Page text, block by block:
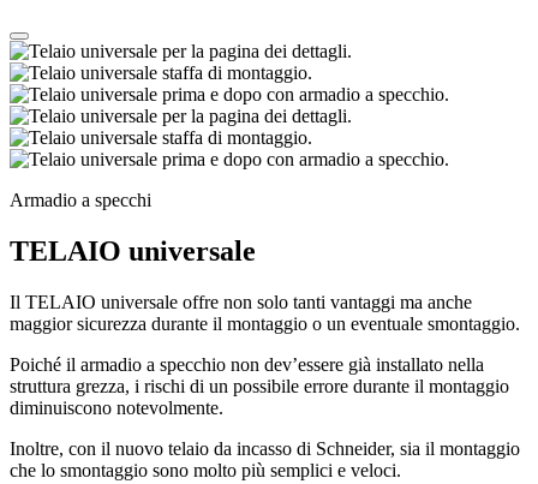
Armadio a specchi
TELAIO universale
Il TELAIO universale offre non solo tanti vantaggi ma anche
maggior sicurezza durante il montaggio o un eventuale smontaggio.
Poiché il armadio a specchio non dev’essere già installato nella
struttura grezza, i rischi di un possibile errore durante il montaggio
diminuiscono notevolmente.
Inoltre, con il nuovo telaio da incasso di Schneider, sia il montaggio
che lo smontaggio sono molto più semplici e veloci.